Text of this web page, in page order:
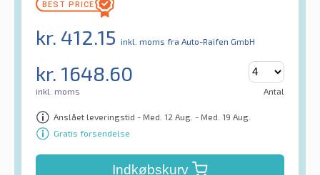
kr. 412.15 inkl. moms fra Auto-Raifen GmbH
kr. 1648.60
inkl. moms Antal
Anslået leveringstid - Med. 12 Aug. - Med. 19 Aug.
Gratis forsendelse
Indkøbskurv